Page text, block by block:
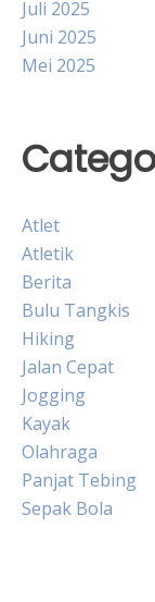
Juli 2025
Juni 2025
Mei 2025
Atlet
Atletik
Berita
Bulu Tangkis
Hiking
Jalan Cepat
Jogging
Kayak
Olahraga
Panjat Tebing
Sepak Bola